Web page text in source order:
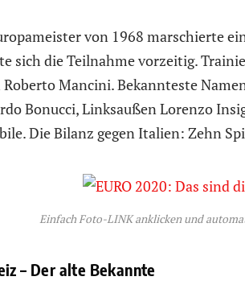
von 1968 marschierte
sich die Teilnahme vorzeitig.
Roberto Mancini. Bekannteste
Bonucci, Linksaußen Lorenzo
Die Bilanz gegen Italien: Zehn
Einfach Foto-LINK anklicken und
– Der alte Bekannte